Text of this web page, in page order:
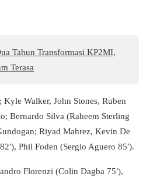
Tahun Transformasi KP2MI,
Terasa
Walker, John Stones, Ruben
Bernardo Silva (Raheem Sterling
Riyad Mahrez, Kevin De
Phil Foden (Sergio Aguero 85′).
Florenzi (Colin Dagba 75′),